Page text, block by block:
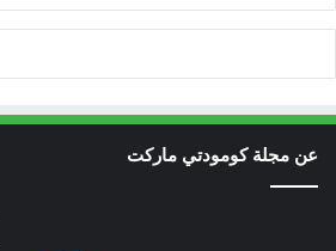
عن مجلة كومودتي ماركت